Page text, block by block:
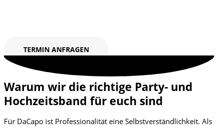
TERMIN ANFRAGEN
Warum wir die richtige Party- und
Hochzeitsband für euch sind
Für DaCapo ist Professionalität eine Selbstverständlichkeit. Als